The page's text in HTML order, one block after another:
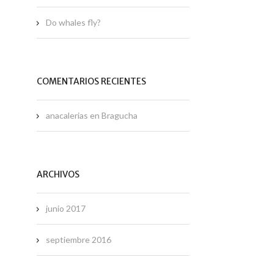
Do whales fly?
COMENTARIOS RECIENTES
anacalerias en Bragucha
ARCHIVOS
junio 2017
septiembre 2016